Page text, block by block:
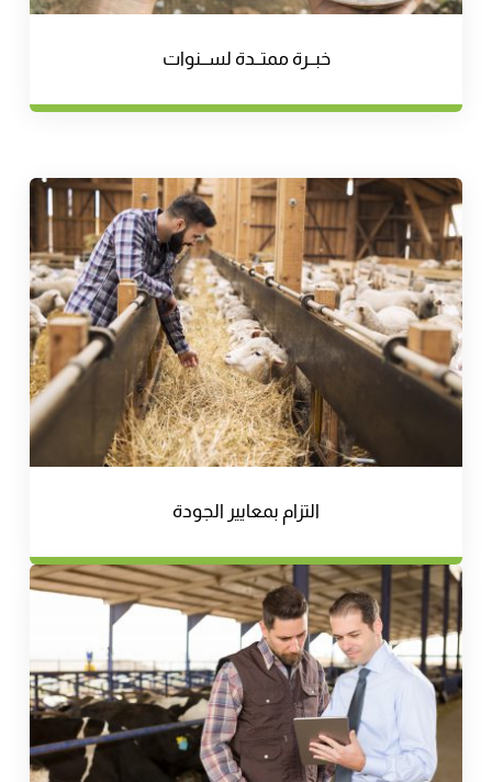
خبــرة ممتــدة لســنوات
التزام بمعايير الجودة